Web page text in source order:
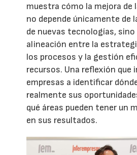
muestra cómo la mejora de
no depende únicamente de
de nuevas tecnologías,
alineación entre la
los procesos y la gestión
recursos. Una reflexión que
empresas a identificar
realmente sus
qué áreas pueden tener un
en sus resultados.